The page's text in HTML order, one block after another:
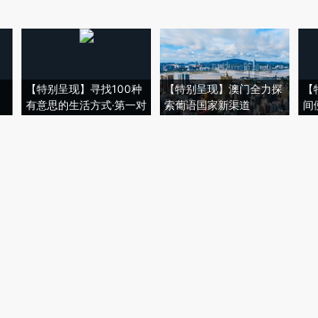
【特别呈现】寻找100种
有意思的生活方式·第一对
【特别呈现】澳门全力探
索葡语国家新渠道
间